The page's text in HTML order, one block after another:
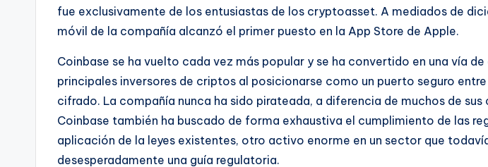
fue exclusivamente de los entusiastas de los cryptoasset. A mediados de
móvil de la compañía alcanzó el primer puesto en la App Store de Apple.
Coinbase se ha vuelto cada vez más popular y se ha convertido en una vía
principales inversores de criptos al posicionarse como un puerto seguro
cifrado. La compañía nunca ha sido pirateada, a diferencia de muchos de
Coinbase también ha buscado de forma exhaustiva el cumplimiento de las
aplicación de la leyes existentes, otro activo enorme en un sector que
desesperadamente una guía regulatoria.